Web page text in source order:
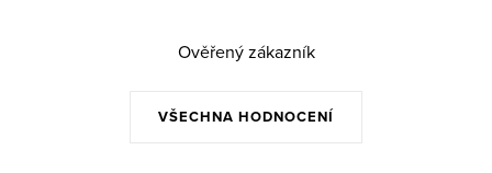
VŠECHNA HODNOCENÍ
Ověřený zákazník